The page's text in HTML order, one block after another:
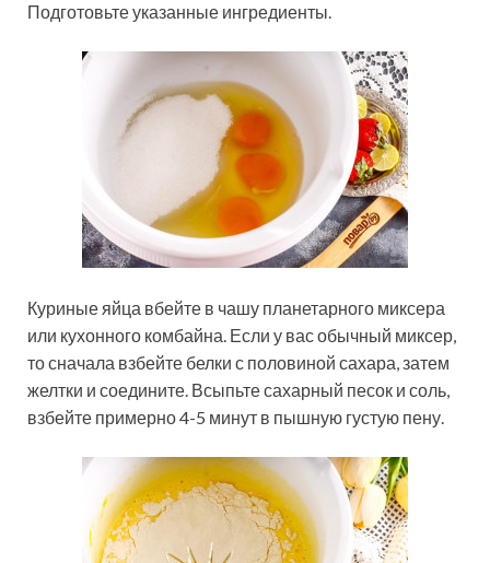
Подготовьте указанные ингредиенты.
Куриные яйца вбейте в чашу планетарного миксера
или кухонного комбайна. Если у вас обычный миксер,
то сначала взбейте белки с половиной сахара, затем
желтки и соедините. Всыпьте сахарный песок и соль,
взбейте примерно 4-5 минут в пышную густую пену.